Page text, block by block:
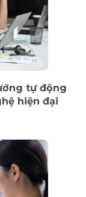
tự động
hiện đại